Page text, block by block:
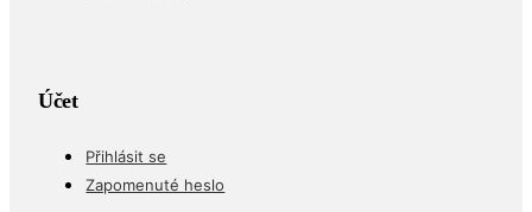
Účet
Přihlásit se
Zapomenuté heslo